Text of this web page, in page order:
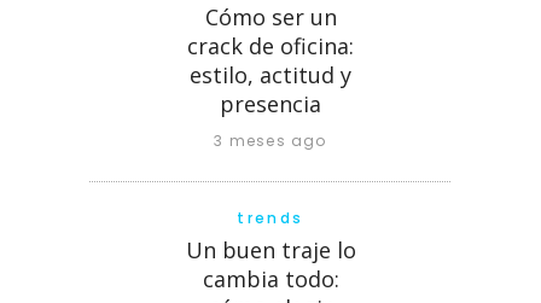
Cómo ser un
crack de oficina:
estilo, actitud y
presencia
3 meses ago
trends
Un buen traje lo
cambia todo: